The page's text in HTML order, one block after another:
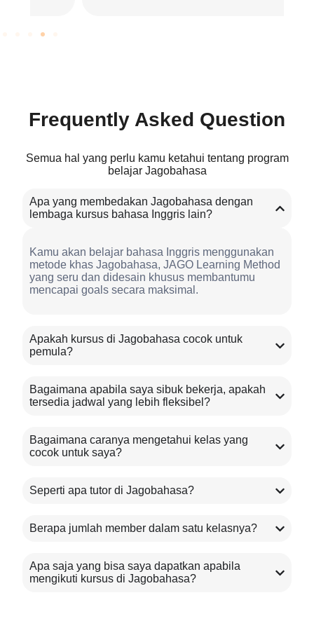
Frequently Asked Question
Semua hal yang perlu kamu ketahui tentang program
belajar Jagobahasa
Apa yang membedakan Jagobahasa dengan
lembaga kursus bahasa Inggris lain?
Kamu akan belajar bahasa Inggris menggunakan
metode khas Jagobahasa, JAGO Learning Method
yang seru dan didesain khusus membantumu
mencapai goals secara maksimal.
Apakah kursus di Jagobahasa cocok untuk
pemula?
Bagaimana apabila saya sibuk bekerja, apakah
tersedia jadwal yang lebih fleksibel?
Bagaimana caranya mengetahui kelas yang
cocok untuk saya?
Seperti apa tutor di Jagobahasa?
Berapa jumlah member dalam satu kelasnya?
Apa saja yang bisa saya dapatkan apabila
mengikuti kursus di Jagobahasa?